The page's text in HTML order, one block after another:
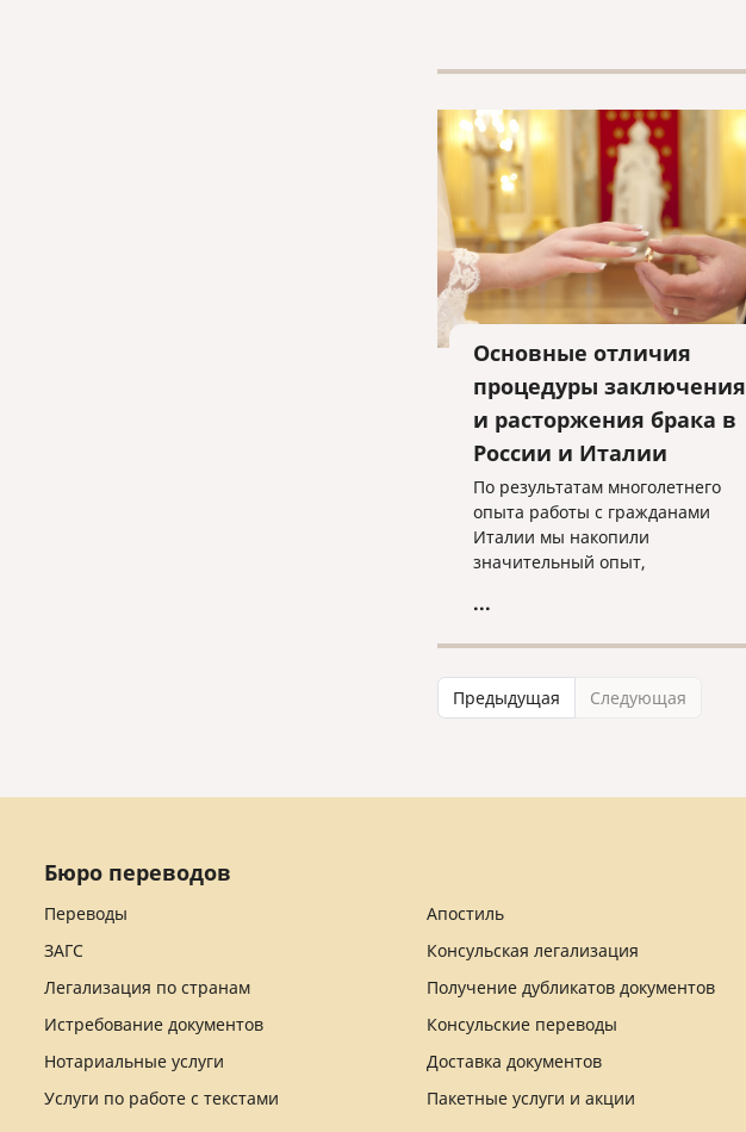
Основные отличия
процедуры заключения
и расторжения брака в
России и Италии
По результатам многолетнего
опыта работы с гражданами
Италии мы накопили
значительный опыт,
некоторые выводы относительно
брака на территории Италии и
России, что, возможно, поможет
...
Предыдущая Следующая
Бюро переводов
Переводы
Апостиль
ЗАГС
Консульская легализация
Легализация по странам
Получение дубликатов документов
Истребование документов
Консульские переводы
Нотариальные услуги
Доставка документов
Услуги по работе с текстами
Пакетные услуги и акции